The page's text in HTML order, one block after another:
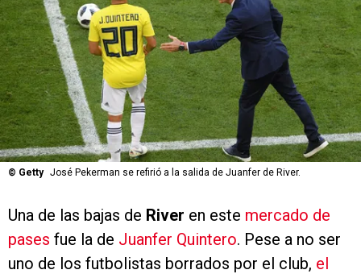
© Getty José Pekerman se refirió a la salida de Juanfer de River.
Una de las bajas de River en este mercado de
pases fue la de Juanfer Quintero. Pese a no ser
uno de los futbolistas borrados por el club, el